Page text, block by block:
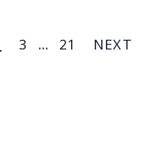
3 ... 21 NEXT